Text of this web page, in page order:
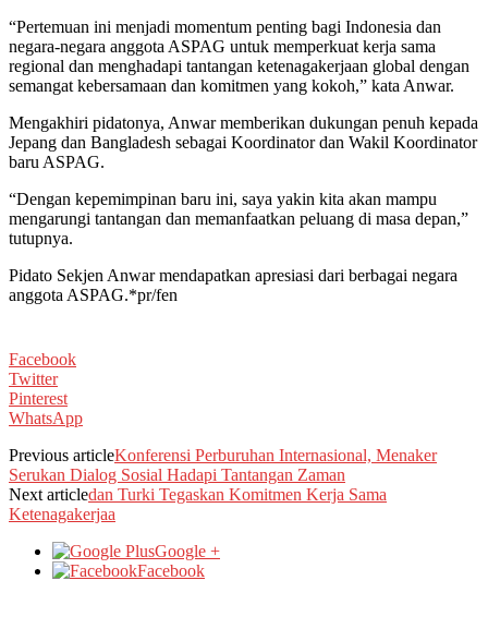
“Pertemuan ini menjadi momentum penting bagi Indonesia dan
negara-negara anggota ASPAG untuk memperkuat kerja sama
regional dan menghadapi tantangan ketenagakerjaan global dengan
semangat kebersamaan dan komitmen yang kokoh,” kata Anwar.
Mengakhiri pidatonya, Anwar memberikan dukungan penuh kepada
Jepang dan Bangladesh sebagai Koordinator dan Wakil Koordinator
baru ASPAG.
“Dengan kepemimpinan baru ini, saya yakin kita akan mampu
mengarungi tantangan dan memanfaatkan peluang di masa depan,”
tutupnya.
Pidato Sekjen Anwar mendapatkan apresiasi dari berbagai negara
anggota ASPAG.*pr/fen
Facebook
Twitter
Pinterest
WhatsApp
Previous articleKonferensi Perburuhan Internasional, Menaker
Serukan Dialog Sosial Hadapi Tantangan Zaman
Next articledan Turki Tegaskan Komitmen Kerja Sama
Ketenagakerjaa
Google +
Facebook